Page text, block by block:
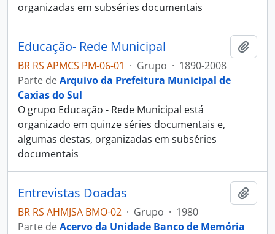
organizadas em subséries documentais
Educação- Rede Municipal
BR RS APMCS PM-06-01 · Grupo · 1890-2008
Parte deArquivo da Prefeitura Municipal de
Caxias do Sul
O grupo Educação - Rede Municipal está
organizado em quinze séries documentais e,
algumas destas, organizadas em subséries
documentais
Entrevistas Doadas
BR RS AHMJSA BMO-02 · Grupo · 1980
Parte deAcervo da Unidade Banco de Memória